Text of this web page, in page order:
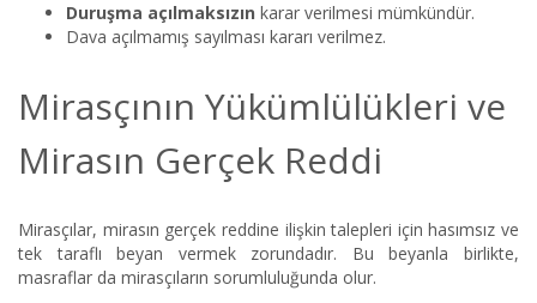
Duruşma açılmaksızın karar verilmesi mümkündür.
Dava açılmamış sayılması kararı verilmez.
Mirasçının Yükümlülükleri ve
Mirasın Gerçek Reddi
Mirasçılar, mirasın gerçek reddine ilişkin talepleri için hasımsız ve
tek taraflı beyan vermek zorundadır. Bu beyanla birlikte,
masraflar da mirasçıların sorumluluğunda olur.